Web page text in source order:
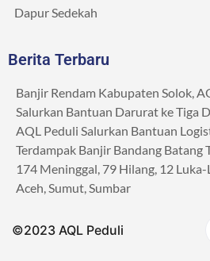
Dapur Sedekah
Berita Terbaru
Banjir Rendam Kabupaten Solok,
Salurkan Bantuan Darurat ke Tiga
AQL Peduli Salurkan Bantuan
Terdampak Banjir Bandang Batang
174 Meninggal, 79 Hilang, 12
Aceh, Sumut, Sumbar
©2023 AQL Peduli